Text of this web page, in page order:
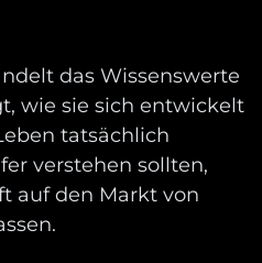
das Wissenswerte
wie sie sich entwickelt
tatsächlich
verstehen sollten,
auf den Markt von